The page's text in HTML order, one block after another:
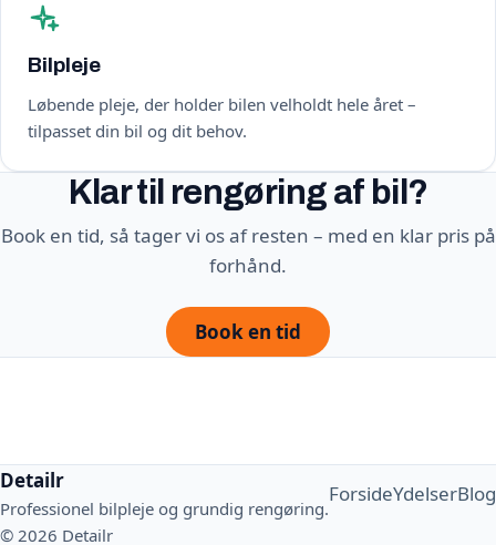
Bilpleje
Løbende pleje, der holder bilen velholdt hele året –
tilpasset din bil og dit behov.
Klar til rengøring af bil?
Book en tid, så tager vi os af resten – med en klar pris på
forhånd.
Book en tid
Detailr
Professionel bilpleje og grundig rengøring.
ForsideYdelserBlog
© 2026 Detailr